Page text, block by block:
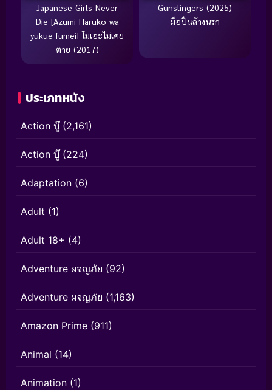
Japanese Girls Never
Die [Azumi Haruko wa
yukue fumei] โมเอะไม่เคย
ตาย (2017)
Gunslingers (2025)
มือปืนล้างนรก
ประเภทหนัง
Action บู๊(2,161)
Action บู๊(224)
Adaptation (6)
Adult (1)
Adult 18+ (4)
Adventure ผจญภัย (92)
Adventure ผจญภัย (1,163)
Amazon Prime (911)
Animal (14)
Animation (1)